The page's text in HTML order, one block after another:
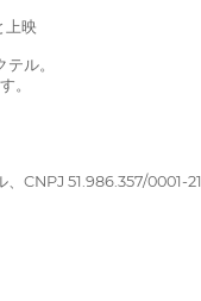
上映
ル。
。
CNPJ 51.986.357/0001-21